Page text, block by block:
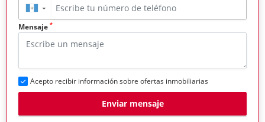
▼
Mensaje *
Acepto recibir información sobre ofertas inmobiliarias
Enviar mensaje